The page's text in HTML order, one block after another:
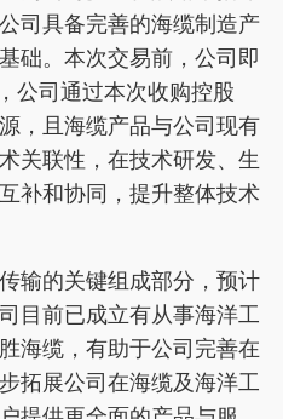
司具备完善的海缆制造产
础。本次交易前，公司即
公司通过本次收购控股
，且海缆产品与公司现有
关联性，在技术研发、生
补和协同，提升整体技术
输的关键组成部分，预计
目前已成立有从事海洋工
海缆，有助于公司完善在
拓展公司在海缆及海洋工